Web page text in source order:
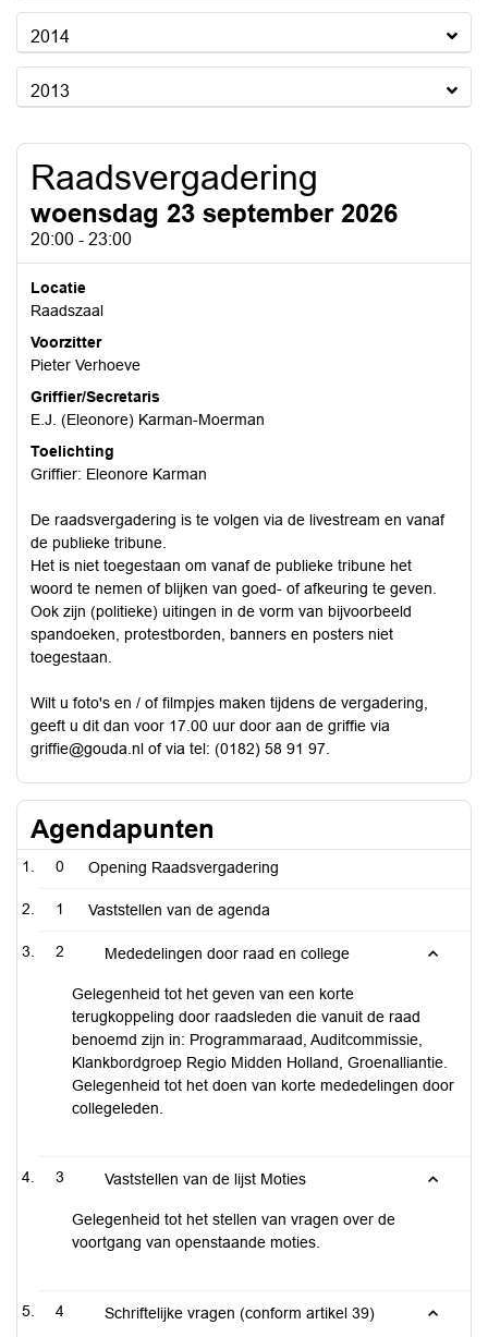
2014
2013
Raadsvergadering
woensdag 23 september 2026
20:00 - 23:00
Locatie
Raadszaal
Voorzitter
Pieter Verhoeve
Griffier/Secretaris
E.J. (Eleonore) Karman-Moerman
Toelichting
Griffier: Eleonore Karman
De raadsvergadering is te volgen via de livestream en vanaf
de publieke tribune.
Het is niet toegestaan om vanaf de publieke tribune het
woord te nemen of blijken van goed- of afkeuring te geven.
Ook zijn (politieke) uitingen in de vorm van bijvoorbeeld
spandoeken, protestborden, banners en posters niet
toegestaan.
Wilt u foto's en / of filmpjes maken tijdens de vergadering,
geeft u dit dan voor 17.00 uur door aan de griffie via
griffie@gouda.nl of via tel: (0182) 58 91 97.
Agendapunten
0 Opening Raadsvergadering
1 Vaststellen van de agenda
2 Mededelingen door raad en college
Gelegenheid tot het geven van een korte
terugkoppeling door raadsleden die vanuit de raad
benoemd zijn in: Programmaraad, Auditcommissie,
Klankbordgroep Regio Midden Holland, Groenalliantie.
Gelegenheid tot het doen van korte mededelingen door
collegeleden.
3 Vaststellen van de lijst Moties
Gelegenheid tot het stellen van vragen over de
voortgang van openstaande moties.
4 Schriftelijke vragen (conform artikel 39)